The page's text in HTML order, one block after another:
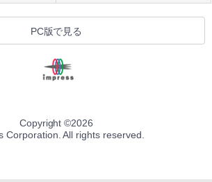
PC版で見る
Copyright ©2026
Corporation. All rights reserved.